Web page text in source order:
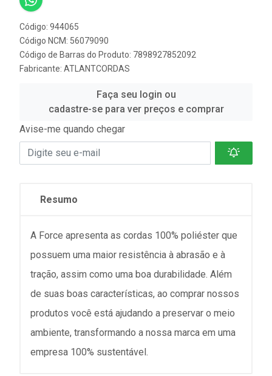
Código: 944065
Código NCM: 56079090
Código de Barras do Produto: 7898927852092
Fabricante: ATLANTCORDAS
Faça seu login ou
cadastre-se para ver preços e comprar
Avise-me quando chegar
Resumo
A Force apresenta as cordas 100% poliéster que
possuem uma maior resistência à abrasão e à
tração, assim como uma boa durabilidade. Além
de suas boas características, ao comprar nossos
produtos você está ajudando a preservar o meio
ambiente, transformando a nossa marca em uma
empresa 100% sustentável.